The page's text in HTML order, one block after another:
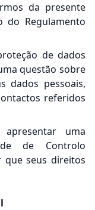
da presente
Regulamento
de dados
questão sobre
dados pessoais,
referidos
uma
de Controlo
que seus direitos